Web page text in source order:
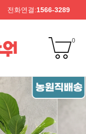
전화연결:1566-3289
0